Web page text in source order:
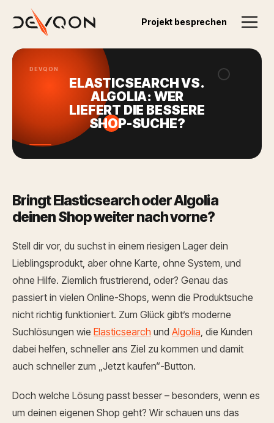
Projekt besprechen
Zurück zum Blog
DEVQON
ELASTICSEARCH VS.
ALGOLIA: WER
LIEFERT DIE BESSERE
SHOP-SUCHE?
Bringt Elasticsearch oder Algolia
deinen Shop weiter nach vorne?
Stell dir vor, du suchst in einem riesigen Lager dein
Lieblingsprodukt, aber ohne Karte, ohne System, und
ohne Hilfe. Ziemlich frustrierend, oder? Genau das
passiert in vielen Online-Shops, wenn die Produktsuche
nicht richtig funktioniert. Zum Glück gibt’s moderne
Suchlösungen wie Elasticsearch und Algolia , die Kunden
dabei helfen, schneller ans Ziel zu kommen und damit
auch schneller zum „Jetzt kaufen“-Button.
Doch welche Lösung passt besser – besonders, wenn es
um deinen eigenen Shop geht? Wir schauen uns das